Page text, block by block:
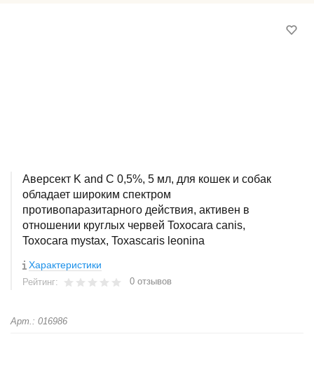
Аверсект K and C 0,5%, 5 мл, для кошек и собак
обладает широким спектром
противопаразитарного действия, активен в
отношении круглых червей Toxocara canis,
Toxocara mystax, Toxascaris leonina
Характеристики
Рейтинг: 0 отзывов
Арт.: 016986